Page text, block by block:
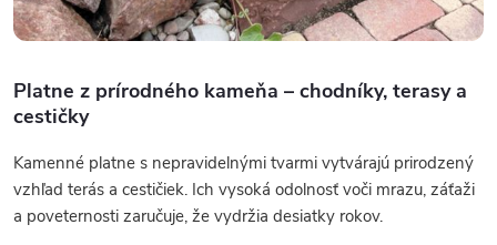
Platne z prírodného kameňa – chodníky, terasy a
cestičky
Kamenné platne s nepravidelnými tvarmi vytvárajú prirodzený
vzhľad terás a cestičiek. Ich vysoká odolnosť voči mrazu, záťaži
a poveternosti zaručuje, že vydržia desiatky rokov.